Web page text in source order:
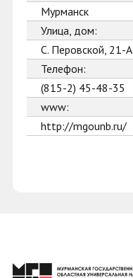
Мурманск
Улица, дом:
С. Перовской, 21-А
Телефон:
(815-2) 45-48-35
www:
http://mgounb.ru/